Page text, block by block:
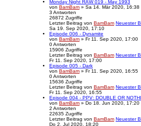
Monday Night RAW 019 - May 1993
von BamBam » Sa 14. Mär 2020, 16:38
3 Antworten
26872 Zugriffe
Letzter Beitrag von BamBam Neuester
Sa 19. Sep 2020, 17:10
Episode 006 - Dynamite
von BamBam » Fr 11. Sep 2020, 17:00
0Antworten
15906 Zugriffe
Letzter Beitrag von BamBam Neuester
Fr 11. Sep 2020, 17:00
Episode 005 - Dark
von BamBam » Fr 11. Sep 2020, 16:55
0Antworten
15636 Zugriffe
Letzter Beitrag von BamBam Neuester
Fr 11. Sep 2020, 16:55
Episode 004 - PPV: DOUBLE OR
von BamBam » Do 18. Jun 2020, 17:20
2 Antworten
22635 Zugriffe
Letzter Beitrag von BamBam Neuester
Do 2. Jul 2020, 18:20